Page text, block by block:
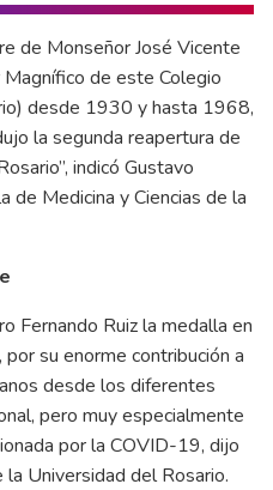
de Monseñor José Vicente
de este Colegio
desde 1930 y hasta 1968,
la segunda reapertura de
indicó Gustavo
de Medicina y Ciencias de la
Fernando Ruiz la medalla en
su enorme contribución a
desde los diferentes
pero muy especialmente
por la COVID-19, dijo
Universidad del Rosario.